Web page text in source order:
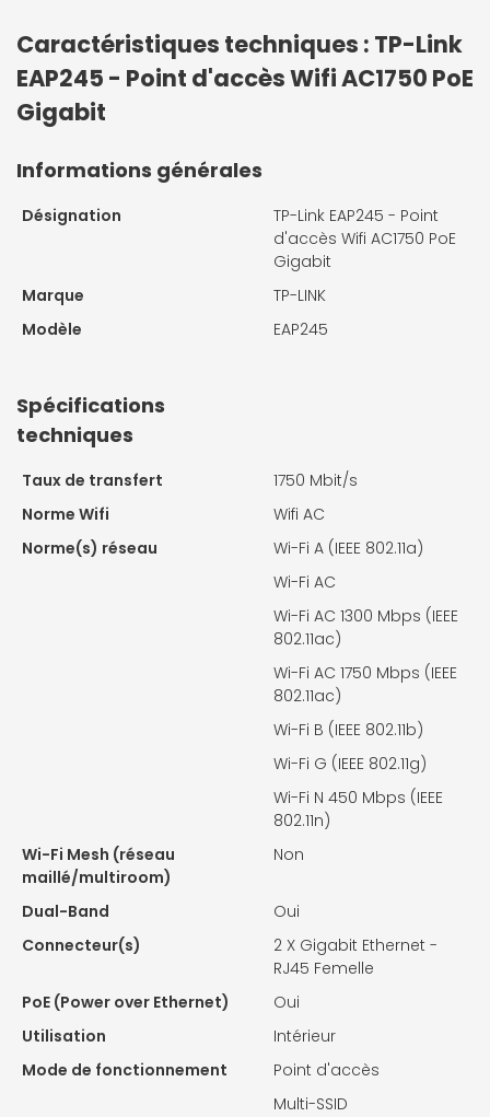
Caractéristiques techniques : TP-Link
EAP245 - Point d'accès Wifi AC1750 PoE
Gigabit
Informations générales
Désignation
TP-Link EAP245 - Point
d'accès Wifi AC1750 PoE
Gigabit
Marque
TP-LINK
Modèle
EAP245
Spécifications
techniques
Taux de transfert
1750 Mbit/s
Norme Wifi
Wifi AC
Norme(s) réseau
Wi-Fi A (IEEE 802.11a)
Wi-Fi AC
Wi-Fi AC 1300 Mbps (IEEE
802.11ac)
Wi-Fi AC 1750 Mbps (IEEE
802.11ac)
Wi-Fi B (IEEE 802.11b)
Wi-Fi G (IEEE 802.11g)
Wi-Fi N 450 Mbps (IEEE
802.11n)
Wi-Fi Mesh (réseau
maillé/multiroom)
Non
Dual-Band
Oui
Connecteur(s)
2 X Gigabit Ethernet -
RJ45 Femelle
PoE (Power over Ethernet)
Oui
Utilisation
Intérieur
Mode de fonctionnement
Point d'accès
Multi-SSID